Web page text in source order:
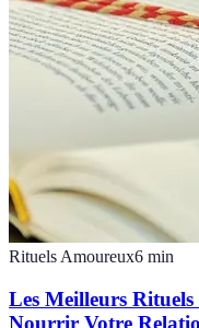
Rituels Amoureux6 min
Les Meilleurs
Nourrir Votre